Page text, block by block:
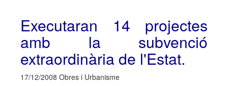
Executaran 14 projectes
amb la subvenció
extraordinària de l'Estat.
17/12/2008 Obres i Urbanisme